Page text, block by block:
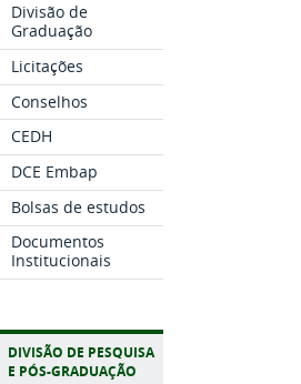
Divisão de
Graduação
Licitações
Conselhos
CEDH
DCE Embap
Bolsas de estudos
Documentos
Institucionais
DIVISÃO DE PESQUISA
E PÓS-GRADUAÇÃO